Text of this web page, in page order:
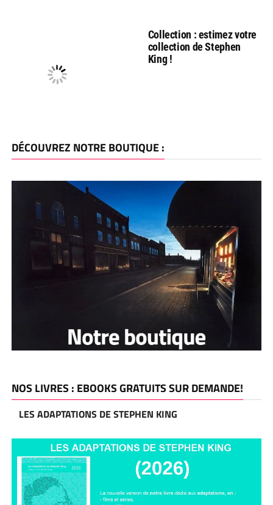
Collection : estimez votre
collection de Stephen
King !
DÉCOUVREZ NOTRE BOUTIQUE :
NOS LIVRES : EBOOKS GRATUITS SUR DEMANDE!
LES ADAPTATIONS DE STEPHEN KING